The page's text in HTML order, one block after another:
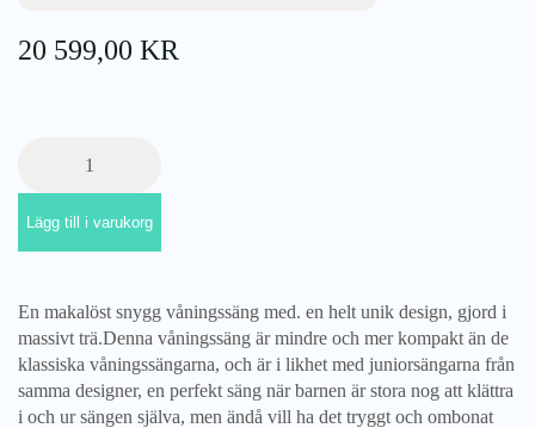
20 599,00 KR
Furniture,
Mini+,
vit/ek
Lägg till i varukorg
En makalöst snygg våningssäng med. en helt unik design, gjord i
massivt trä.Denna våningssäng är mindre och mer kompakt än de
klassiska våningssängarna, och är i likhet med juniorsängarna från
samma designer, en perfekt säng när barnen är stora nog att klättra
i och ur sängen själva, men ändå vill ha det tryggt och ombonat